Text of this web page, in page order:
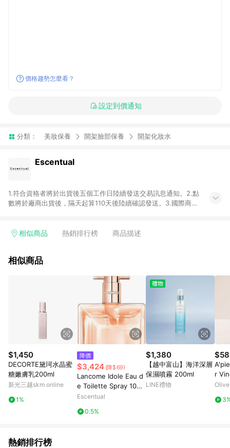
價格趨勢怎麼看？
設定到價通知
分類： 美妝保養 開架臉部保養 開架化妝水
Escentual
1.符合資格者將於出貨後五個工作日陸續發送交易訊息通知。2.點
數將於廠商出貨後，隔天起算110天後陸續確認發送。3.國際商家
用未授權優惠碼不符合贈點資格。6. 點數發送依據及返點上限將
不符合贈點資格。
相似商品 熱銷排行榜 商品描述
相似商品
$1,450
DECORTE黛珂水晶蜜
糖嫩膚乳200ml
新光三越skm online
1%
降價
$3,424 (降$69)
Lancome Idole Eau d
e Toilette Spray 100
ml
Escentual
0.5%
$1,380
【越中富山】海洋深層
保濕噴霧 200ml
LINE禮物
r
熱銷排行榜